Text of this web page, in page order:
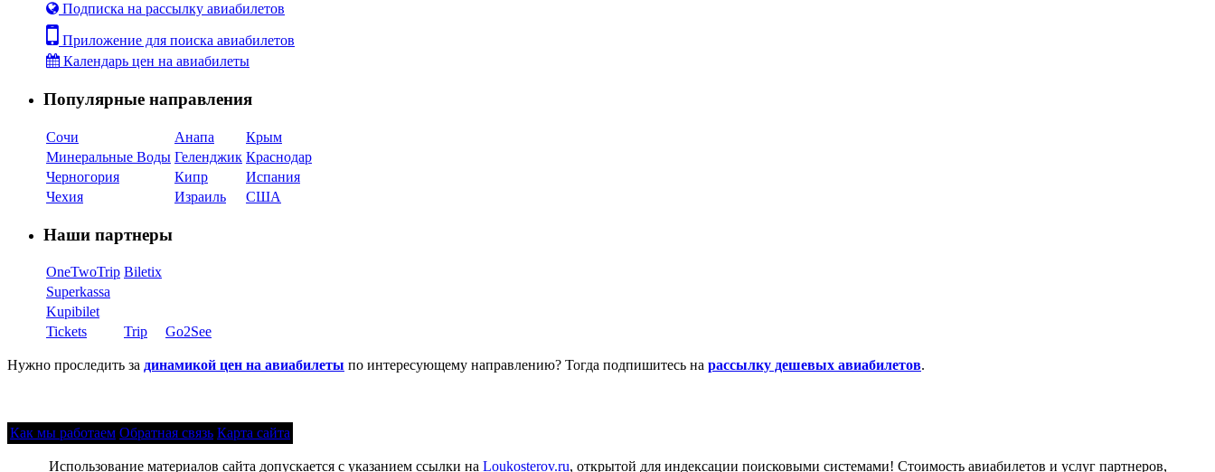
Подписка на рассылку авиабилетов
Приложение для поиска авиабилетов
Календарь цен на авиабилеты
Популярные направления
Сочи Анапа
Крым
Минеральные Воды Геленджик Краснодар
Черногория
Кипр
Испания
Чехия
Израиль США
Наши партнеры
OneTwoTrip Biletix
Superkassa
Kupibilet
Tickets
Trip Go2See
Нужно проследить за динамикой цен на авиабилеты по интересующему направлению? Тогда подпишитесь на рассылку дешевых авиабилетов.
Как мы работаем Обратная связь Карта сайта
Использование материалов сайта допускается с указанием ссылки на Loukosterov.ru, открытой для индексации поисковыми системами! Стоимость авиабилетов и услуг партнеров,